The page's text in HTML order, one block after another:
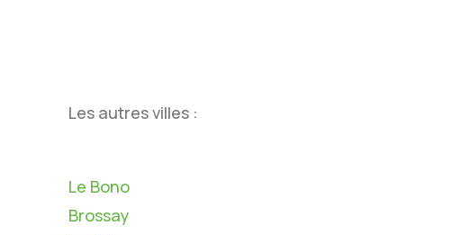
Les autres villes :
Le Bono
Brossay